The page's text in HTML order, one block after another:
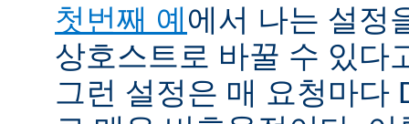
첫번째 예에서 나는 설정
상호스트로 바꿀 수 있다
그런 설정은 매 요청마다